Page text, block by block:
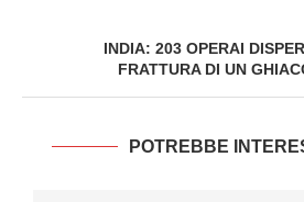
INDIA: 203 OPERAI
FRATTURA DI UN
POTREBBE